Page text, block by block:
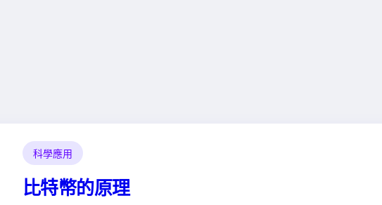
科學應用
比特幣的原理